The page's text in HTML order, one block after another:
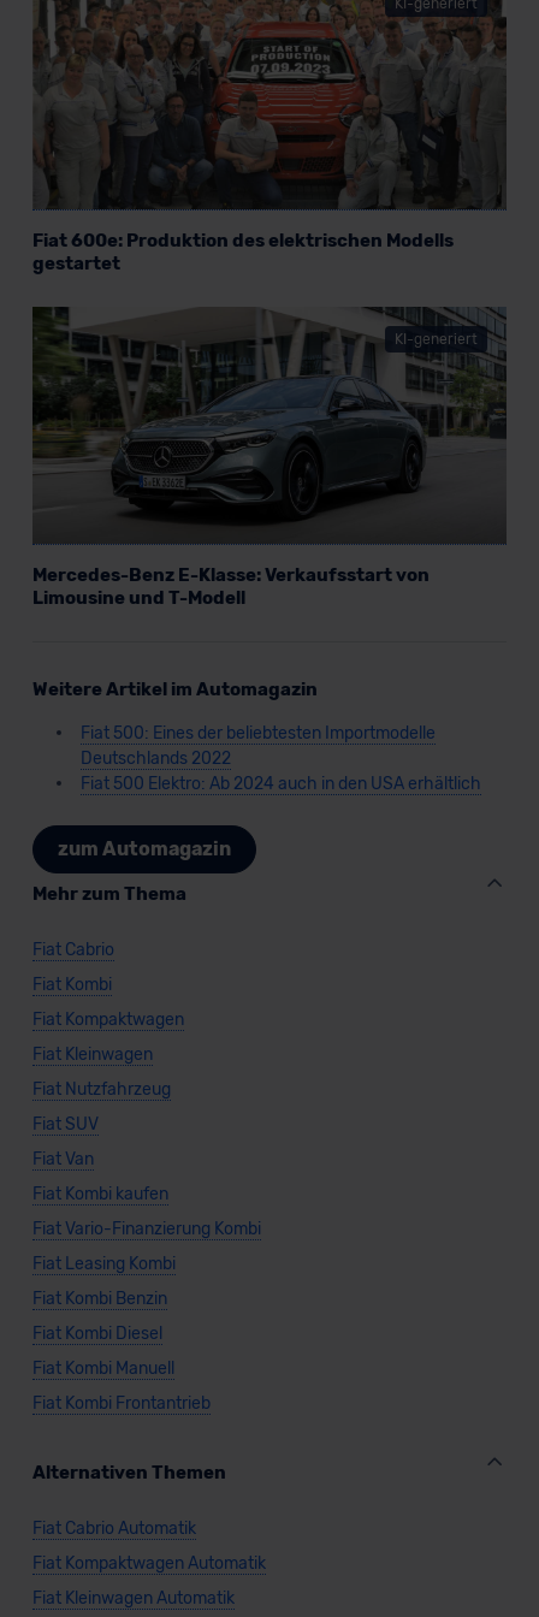
KI-generiert
Fiat 600e: Produktion des elektrischen Modells
gestartet
KI-generiert
Mercedes-Benz E-Klasse: Verkaufsstart von
Limousine und T-Modell
Weitere Artikel im Automagazin
Fiat 500: Eines der beliebtesten Importmodelle
Deutschlands 2022
Fiat 500 Elektro: Ab 2024 auch in den USA erhältlich
zum Automagazin
Mehr zum Thema
Fiat Cabrio
Fiat Kombi
Fiat Kompaktwagen
Fiat Kleinwagen
Fiat Nutzfahrzeug
Fiat SUV
Fiat Van
Fiat Kombi kaufen
Fiat Vario-Finanzierung Kombi
Fiat Leasing Kombi
Fiat Kombi Benzin
Fiat Kombi Diesel
Fiat Kombi Manuell
Fiat Kombi Frontantrieb
Alternativen Themen
Fiat Cabrio Automatik
Fiat Kompaktwagen Automatik
Fiat Kleinwagen Automatik